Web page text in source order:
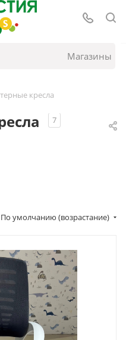
Магазины
кресла
7
По умолчанию (возрастание)